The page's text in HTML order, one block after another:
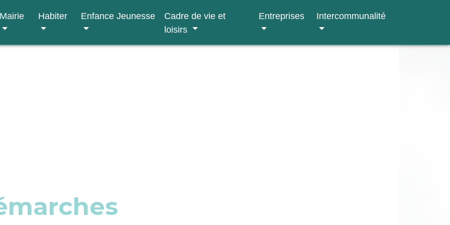
Mairie Habiter Enfance Jeunesse
Cadre de vie et
loisirs
Entreprises Intercommunalité